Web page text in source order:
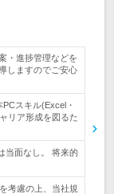
・進捗管理などを
しますのでご安心
スキル(Excel・
リア形成を図るた
当面なし。 将来的
考慮の上、当社規